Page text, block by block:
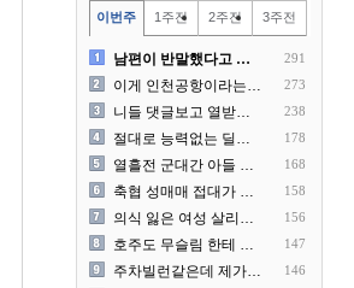
이번주 1주전 2주전 3주전
남편이 반말했다고 똑같이 반.. 291
이게 인천공항이라는게 믿겨지.. 273
니들 댓글보고 열받아서 집구.. 238
절대로 능력없는 딜러를 쓰지.. 178
열흘전 군대간 아들 소포(가.. 168
축협 성매매 접대가 더 충격.. 158
의식 잃은 여성 살리려다 성.. 156
호주도 무슬림 한테 점령 당.. 147
주차빌런같은데 제가 잘못한건.. 146